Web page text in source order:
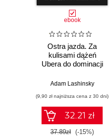
ebook
Ostra jazda. Za
kulisami dążeń
Ubera do dominacji
Adam Lashinsky
(9,90 zł najniższa cena z 30 dni)
32.21 zł
37.89zł (-15%)